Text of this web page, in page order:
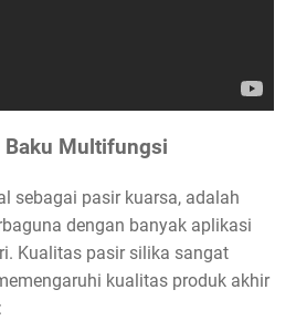
Baku Multifungsi
sebagai pasir kuarsa, adalah
dengan banyak aplikasi
Kualitas pasir silika sangat
kualitas produk akhir